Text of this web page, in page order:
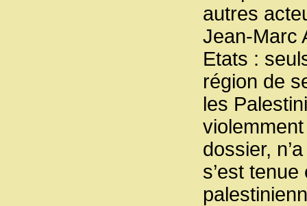
autres
Jean-Marc
Etats :
région de
les
dossier,
s’est